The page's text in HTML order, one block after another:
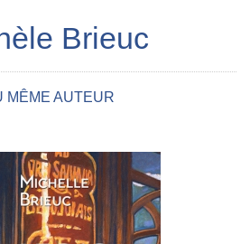
Brieuc
MÊME AUTEUR